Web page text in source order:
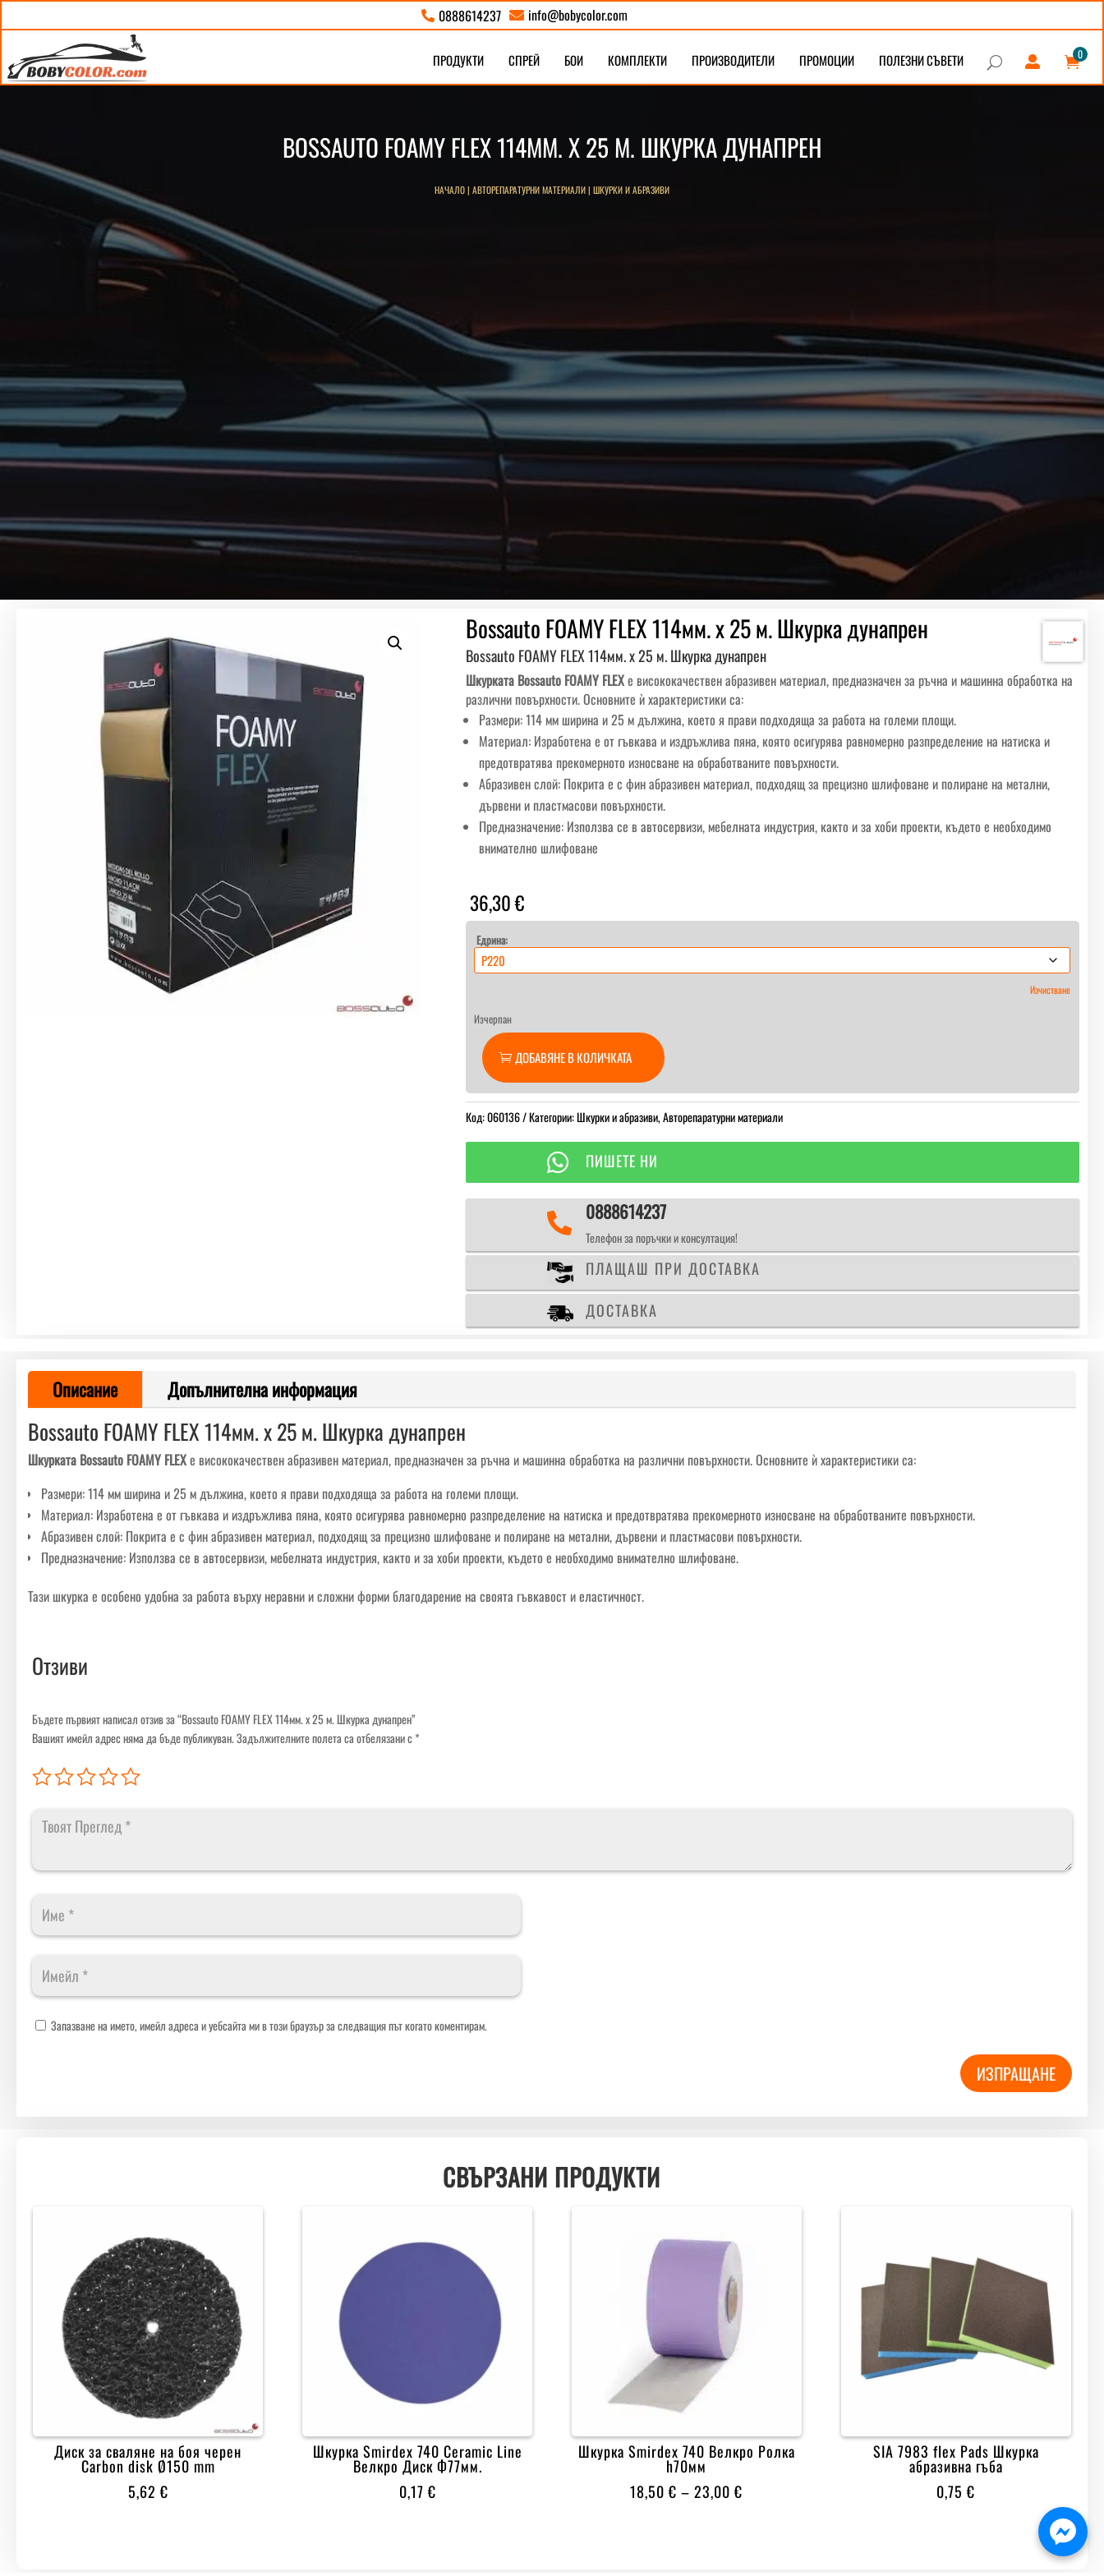
 0888614237  info@bobycolor.com
ПРОДУКТИ СПРЕЙ БОИ КОМПЛЕКТИ ПРОИЗВОДИТЕЛИ ПРОМОЦИИ ПОЛЕЗНИ СЪВЕТИ U  
0
BOSSAUTO FOAMY FLEX 114ММ. X 25 М. ШКУРКА ДУНАПРЕН
НАЧАЛО| АВТОРЕПАРАТУРНИ МАТЕРИАЛИ| ШКУРКИ И АБРАЗИВИ
Bossauto FOAMY FLEX 114мм. x 25 м. Шкурка дунапрен
Bossauto FOAMY FLEX 114мм. x 25 м. Шкурка дунапрен
Шкурката Bossauto FOAMY FLEXе висококачествен абразивен материал, предназначен за ръчна и машинна обработка на
различни повърхности. Основните ѝ характеристики са:
Размери: 114 мм ширина и 25 м дължина, което я прави подходяща за работа на големи площи.
Материал: Изработена е от гъвкава и издръжлива пяна, която осигурява равномерно разпределение на натиска и
предотвратява прекомерното износване на обработваните повърхности.
Абразивен слой: Покрита е с фин абразивен материал, подходящ за прецизно шлифоване и полиране на метални,
дървени и пластмасови повърхности.
Предназначение: Използва се в автосервизи, мебелната индустрия, както и за хоби проекти, където е необходимо
внимателно шлифоване
36,30€
Едрина:
Изчистване
Изчерпан
количество
Bossauto
FOAMY
FLEX
x
25
дунапрен
ДОБАВЯНЕ В КОЛИЧКАТА
Код:060136 Категории:Шкурки и абразиви,Авторепаратурни материали
 ПИШЕТЕ НИ
 0888614237
Телефон за поръчки и консултация!
ПЛАЩАШ ПРИ ДОСТАВКА
ДОСТАВКА
Описание Допълнителна информация
Bossauto FOAMY FLEX 114мм. x 25 м. Шкурка дунапрен
Шкурката Bossauto FOAMY FLEXе висококачествен абразивен материал, предназначен за ръчна и машинна обработка на различни повърхности. Основните ѝ характеристики са:
Размери: 114 мм ширина и 25 м дължина, което я прави подходяща за работа на големи площи.
Материал: Изработена е от гъвкава и издръжлива пяна, която осигурява равномерно разпределение на натиска и предотвратява прекомерното износване на обработваните повърхности.
Абразивен слой: Покрита е с фин абразивен материал, подходящ за прецизно шлифоване и полиране на метални, дървени и пластмасови повърхности.
Предназначение: Използва се в автосервизи, мебелната индустрия, както и за хоби проекти, където е необходимо внимателно шлифоване.
Тази шкурка е особено удобна за работа върху неравни и сложни форми благодарение на своята гъвкавост и еластичност.
Отзиви
Бъдете първият написал отзив за “Bossauto FOAMY FLEX 114мм. x 25 м. Шкурка дунапрен”
Вашият имейл адрес няма да бъде публикуван.Задължителните полета са отбелязани с*
Запазване на името, имейл адреса и уебсайта ми в този браузър за следващия път когато коментирам.
ИЗПРАЩАНЕ
СВЪРЗАНИ ПРОДУКТИ
Диск за сваляне на боя черен
Carbon disk Ø150 mm
5,62€
Шкурка Smirdex 740 Ceramic Line
Велкро Диск Ф77мм.
0,17€
Шкурка Smirdex 740 Велкро Ролка
h70мм
18,50€ – 23,00€
SIA 7983 flex Pads Шкурка
абразивна гъба
0,75€